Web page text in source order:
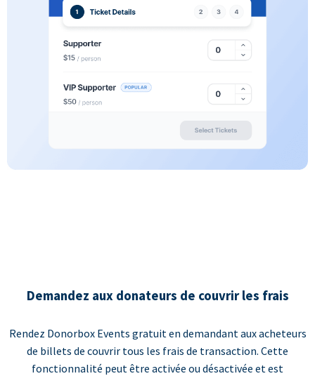
Demandez aux donateurs de couvrir les frais
Rendez Donorbox Events gratuit en demandant aux acheteurs
de billets de couvrir tous les frais de transaction. Cette
fonctionnalité peut être activée ou désactivée et est